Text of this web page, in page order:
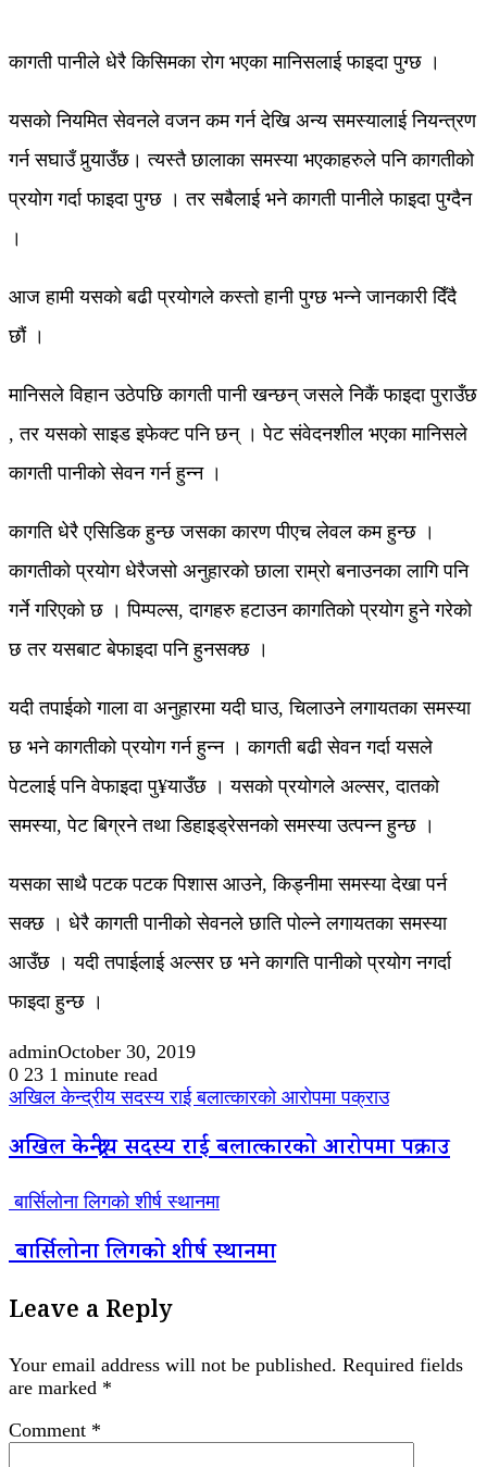
कागती पानीले धेरै किसिमका रोग भएका मानिसलाई फाइदा पुग्छ ।
यसको नियमित सेवनले वजन कम गर्न देखि अन्य समस्यालाई नियन्त्रण
गर्न सघाउँ पुर्‍याउँछ। त्यस्तै छालाका समस्या भएकाहरुले पनि कागतीको
प्रयोग गर्दा फाइदा पुग्छ । तर सबैलाई भने कागती पानीले फाइदा पुग्दैन
।
आज हामी यसको बढी प्रयोगले कस्तो हानी पुग्छ भन्ने जानकारी दिँदै
छौं ।
मानिसले विहान उठेपछि कागती पानी खन्छन् जसले निकैं फाइदा पुराउँछ
, तर यसको साइड इफेक्ट पनि छन् । पेट संवेदनशील भएका मानिसले
कागती पानीको सेवन गर्न हुन्न ।
कागति धेरै एसिडिक हुन्छ जसका कारण पीएच लेवल कम हुन्छ ।
कागतीको प्रयोग धेरैजसो अनुहारको छाला राम्रो बनाउनका लागि पनि
गर्ने गरिएको छ । पिम्पल्स, दागहरु हटाउन कागतिको प्रयोग हुने गरेको
छ तर यसबाट बेफाइदा पनि हुनसक्छ ।
यदी तपाईको गाला वा अनुहारमा यदी घाउ, चिलाउने लगायतका समस्या
छ भने कागतीको प्रयोग गर्न हुन्न । कागती बढी सेवन गर्दा यसले
पेटलाई पनि वेफाइदा पु¥याउँछ । यसको प्रयोगले अल्सर, दातको
समस्या, पेट बिग्रने तथा डिहाइड्रेसनको समस्या उत्पन्न हुन्छ ।
यसका साथै पटक पटक पिशास आउने, किड्नीमा समस्या देखा पर्न
सक्छ । धेरै कागती पानीको सेवनले छाति पोल्ने लगायतका समस्या
आउँछ । यदी तपाईलाई अल्सर छ भने कागति पानीको प्रयोग नगर्दा
फाइदा हुन्छ ।
adminOctober 30, 2019
0 23 1 minute read
अखिल केन्द्रीय सदस्य राई बलात्कारको आरोपमा पक्राउ
अखिल केन्द्रीय सदस्य राई बलात्कारको आरोपमा पक्राउ
बार्सिलोना लिगको शीर्ष स्थानमा
बार्सिलोना लिगको शीर्ष स्थानमा
Leave a Reply
Your email address will not be published. Required fields
are marked *
Comment *